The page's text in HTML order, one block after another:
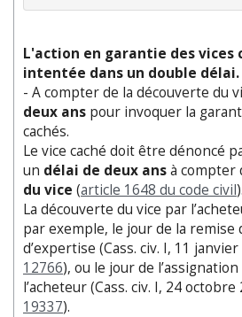
L'action en garantie des vices
intentée dans un double délai.
- A compter de la découverte du
deux ans pour invoquer la
cachés.
Le vice caché doit être dénoncé
un délai de deux ansà compter
du vice (article 1648 du code civil).
La découverte du vice par
par exemple, le jour de la remise
d’expertise (Cass. civ. I, 11 janvier
12766), ou le jour de
l’acheteur (Cass. civ. I, 24 octobre
19337).